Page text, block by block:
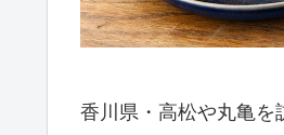
香川県・高松や丸亀を